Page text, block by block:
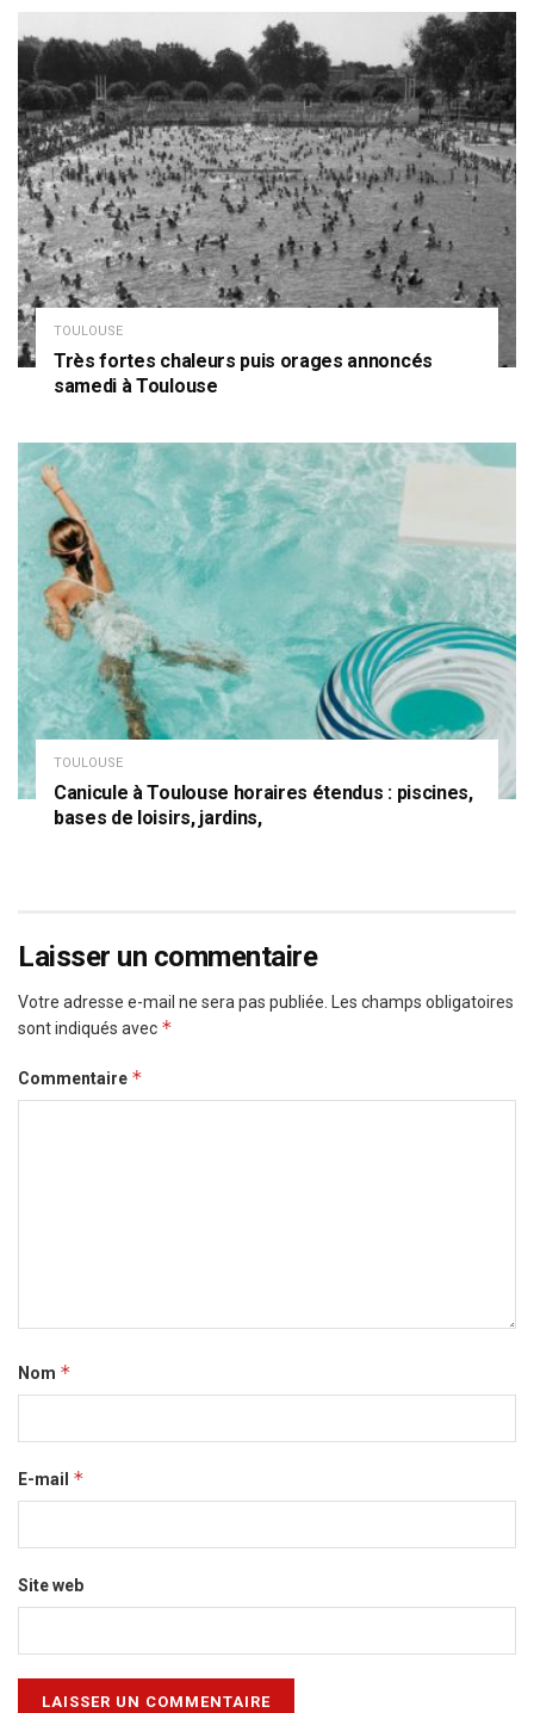
TOULOUSE
Très fortes chaleurs puis orages annoncés
samedi à Toulouse
TOULOUSE
Canicule à Toulouse horaires étendus : piscines,
bases de loisirs, jardins,
Laisser un commentaire
Votre adresse e-mail ne sera pas publiée. Les champs obligatoires
sont indiqués avec *
Commentaire *
Nom *
E-mail *
Site web